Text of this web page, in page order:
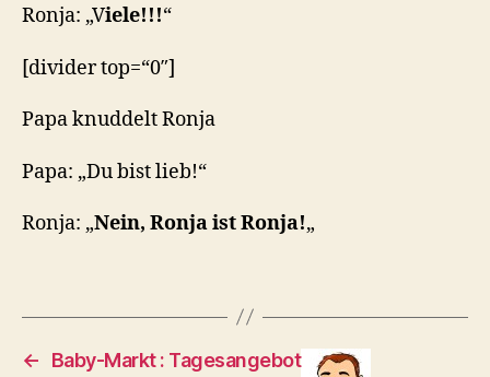
Ronja: „Viele!!!“
[divider top=“0″]
Papa knuddelt Ronja
Papa: „Du bist lieb!“
Ronja: „Nein, Ronja ist Ronja!„
← Baby-Markt : Tagesangebot